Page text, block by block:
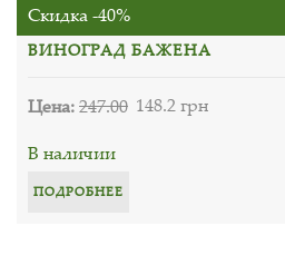
Скидка -40%
ВИНОГРАД БАЖЕНА
Цена:247.00 148.2 грн
В наличии
ПОДРОБНЕЕ